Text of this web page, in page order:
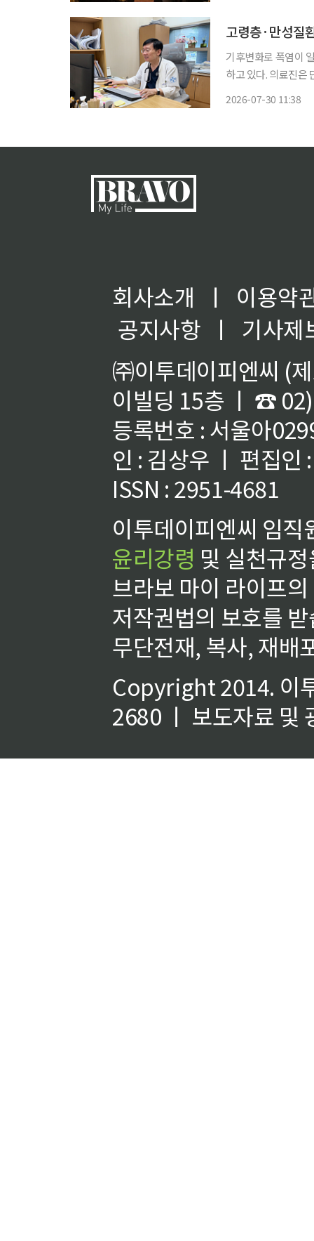
고령층·만성질
기후변화로 폭염이
하고 있다. 의료진은
2026-07-30 11:38
회사소개 ㅣ
이용약
공지사항
ㅣ
기사제
㈜이투데이피엔씨 (
이빌딩 15층 ㅣ ☎
등록번호 : 서울아
인 : 김상우 ㅣ 편집인
ISSN : 2951-4681
이투데이피엔씨 임
윤리강령 및 실천규
브라보 마이 라이프
저작권법의 보호를
무단전재, 복사, 재배
Copyright 2014. 이
2680 ㅣ 보도자료